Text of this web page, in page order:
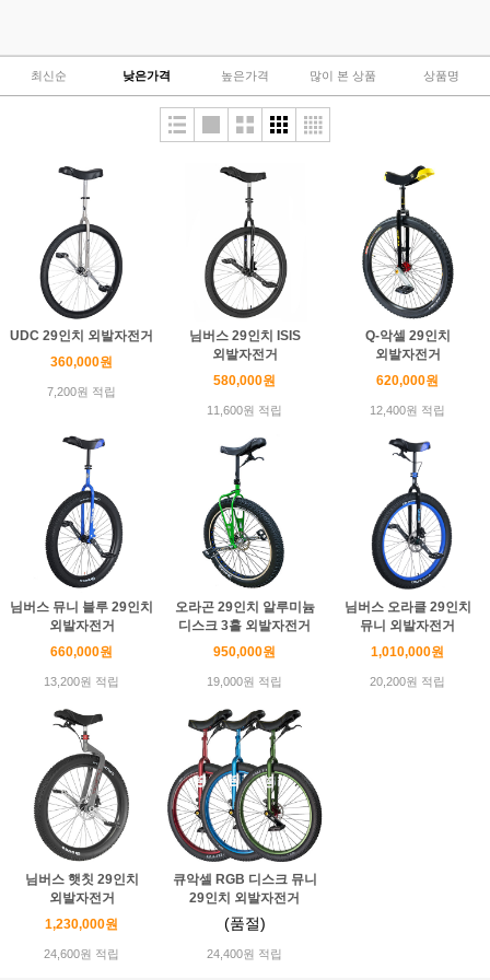
최신순 낮은가격 높은가격 많이 본 상품 상품명
UDC 29인치 외발자전거
360,000원
7,200원 적립
님버스 29인치 ISIS
외발자전거
580,000원
11,600원 적립
Q-악셀 29인치
외발자전거
620,000원
12,400원 적립
님버스 뮤니 블루 29인치
외발자전거
660,000원
13,200원 적립
오라곤 29인치 알루미늄
디스크 3홀 외발자전거
950,000원
19,000원 적립
님버스 오라클 29인치
뮤니 외발자전거
1,010,000원
20,200원 적립
님버스 햇칫 29인치
외발자전거
1,230,000원
24,600원 적립
큐악셀 RGB 디스크 뮤니
29인치 외발자전거
(품절)
24,400원 적립